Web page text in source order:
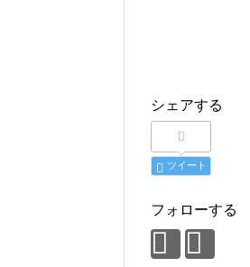
シェアする
ツイート
フォローする